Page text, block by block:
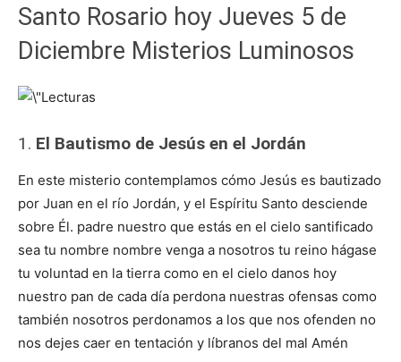
Santo Rosario hoy Jueves 5 de
Diciembre Misterios Luminosos
1. El Bautismo de Jesús en el Jordán
En este misterio contemplamos cómo Jesús es bautizado
por Juan en el río Jordán, y el Espíritu Santo desciende
sobre Él. padre nuestro que estás en el cielo santificado
sea tu nombre nombre venga a nosotros tu reino hágase
tu voluntad en la tierra como en el cielo danos hoy
nuestro pan de cada día perdona nuestras ofensas como
también nosotros perdonamos a los que nos ofenden no
nos dejes caer en tentación y líbranos del mal Amén